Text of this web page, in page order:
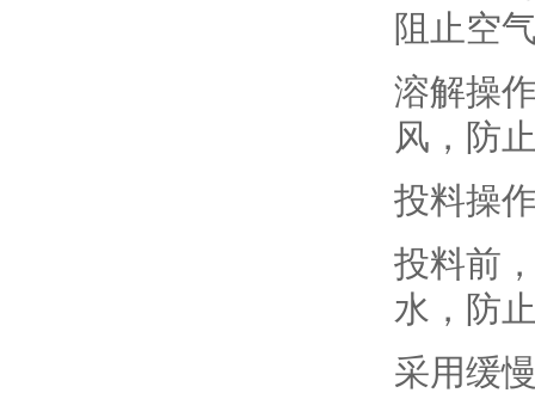
阻止空
溶解操
风，防
投料操
投料前
水，防
采用缓